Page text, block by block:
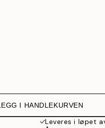
I HANDLEKURVEN
Leveres i løpet